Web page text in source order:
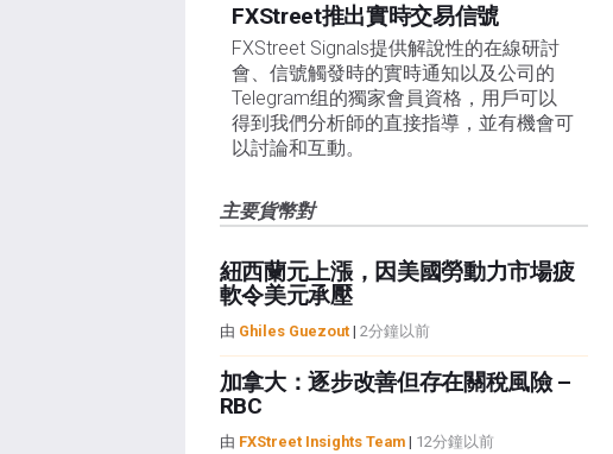
FXStreet推出實時交易信號
FXStreet Signals提供解說性的在線研討
會、信號觸發時的實時通知以及公司的
Telegram组的獨家會員資格，用戶可以
得到我們分析師的直接指導，並有機會可
以討論和互動。
主要貨幣對
紐西蘭元上漲，因美國勞動力市場疲
軟令美元承壓
由 Ghiles Guezout| 2分鐘以前
加拿大：逐步改善但存在關稅風險 –
RBC
由 FXStreet Insights Team| 12分鐘以前